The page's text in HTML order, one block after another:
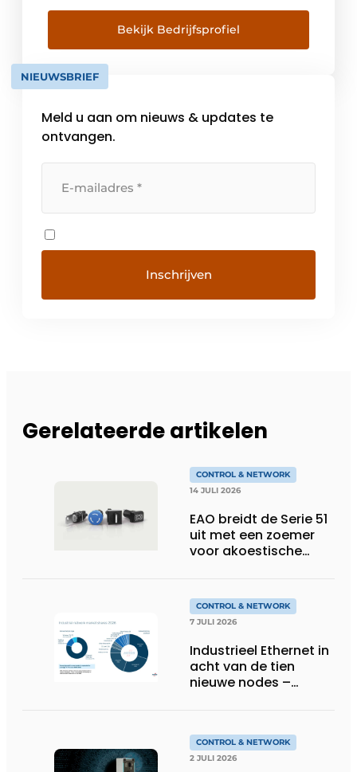
Om dit te realiseren werkt Technolec samen
met Moxa. Technolec levert betrouwbare
netwerken die het mogelijk maakt om
toestellen te connecteren, te laten […]
Bekijk Bedrijfsprofiel
NIEUWSBRIEF
Meld u aan om nieuws & updates te
ontvangen.
Gerelateerde artikelen
CONTROL & NETWORK
14 JULI 2026
EAO breidt de Serie 51
uit met een zoemer
voor akoestische
CONTROL & NETWORK
7 JULI 2026
Industrieel Ethernet in
acht van de tien
nieuwe nodes –
sneller volgens de
jaarlijkse analyse van
HMS Networks
CONTROL & NETWORK
2 JULI 2026